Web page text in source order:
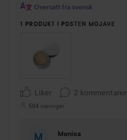
Oversatt fra svensk
1 PRODUKT I POSTEN MOJAVE
Liker 2 kommentarer
584 visninger
Monica